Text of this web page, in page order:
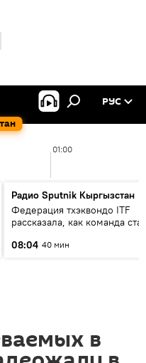
РУС
01:00
Радио Sputnik Кыргызстан
Федерация тхэквондо ITF
рассказала, как команда
08:04 40 мин
в